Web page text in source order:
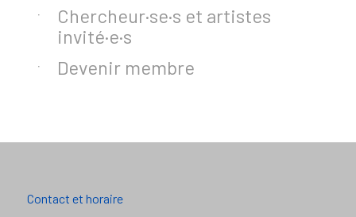
Chercheur·se·s et artistes
invité·e·s
Devenir membre
Contact et horaire